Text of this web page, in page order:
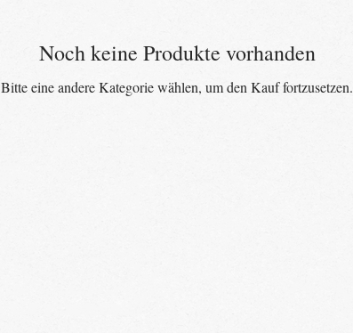
Noch keine Produkte vorhanden
Bitte eine andere Kategorie wählen, um den Kauf fortzusetzen.